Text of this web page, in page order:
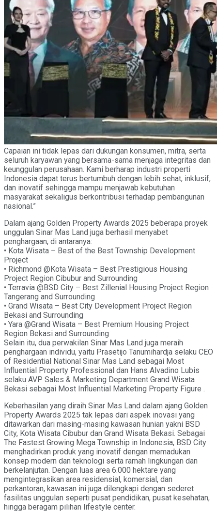
Capaian ini tidak lepas dari dukungan konsumen, mitra, serta
seluruh karyawan yang bersama-sama menjaga integritas dan
keunggulan perusahaan. Kami berharap industri properti
Indonesia dapat terus bertumbuh dengan lebih sehat, inklusif,
dan inovatif sehingga mampu menjawab kebutuhan
masyarakat sekaligus berkontribusi terhadap pembangunan
nasional.”
Dalam ajang Golden Property Awards 2025 beberapa proyek
unggulan Sinar Mas Land juga berhasil menyabet
penghargaan, di antaranya:
• Kota Wisata – Best of the Best Township Development
Project
• Richmond @Kota Wisata – Best Prestigious Housing
Project Region Cibubur and Surrounding
• Terravia @BSD City – Best Zillenial Housing Project Region
Tangerang and Surrounding
• Grand Wisata – Best City Development Project Region
Bekasi and Surrounding
• Yara @Grand Wisata – Best Premium Housing Project
Region Bekasi and Surrounding
Selain itu, dua perwakilan Sinar Mas Land juga meraih
penghargaan individu, yaitu Prasetijo Tanumihardja selaku CEO
of Residential National Sinar Mas Land sebagai Most
Influential Property Professional dan Hans Alvadino Lubis
selaku AVP Sales & Marketing Department Grand Wisata
Bekasi sebagai Most Influential Marketing Property Figure .
Keberhasilan yang diraih Sinar Mas Land dalam ajang Golden
Property Awards 2025 tak lepas dari aspek inovasi yang
ditawarkan dari masing-masing kawasan hunian yakni BSD
City, Kota Wisata Cibubur dan Grand Wisata Bekasi. Sebagai
The Fastest Growing Mega Township in Indonesia, BSD City
menghadirkan produk yang inovatif dengan memadukan
konsep modern dan teknologi serta ramah lingkungan dan
berkelanjutan. Dengan luas area 6.000 hektare yang
mengintegrasikan area residensial, komersial, dan
perkantoran, kawasan ini juga dilengkapi dengan sederet
fasilitas unggulan seperti pusat pendidikan, pusat kesehatan,
hingga beragam pilihan lifestyle center.